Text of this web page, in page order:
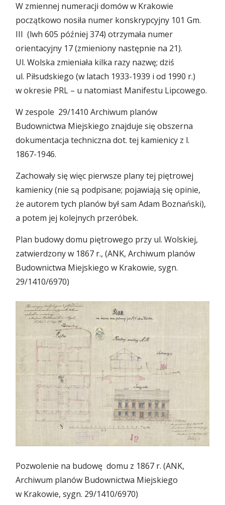
W zmiennej numeracji domów w Krakowie
początkowo nosiła numer konskrypcyjny 101 Gm.
III (lwh 605 później 374) otrzymała numer
orientacyjny 17 (zmieniony następnie na 21).
Ul. Wolska zmieniała kilka razy nazwę; dziś
ul. Piłsudskiego (w latach 1933-1939 i od 1990 r.)
w okresie PRL – u natomiast Manifestu Lipcowego.
W zespole 29/1410 Archiwum planów
Budownictwa Miejskiego znajduje się obszerna
dokumentacja techniczna dot. tej kamienicy z l.
1867-1946.
Zachowały się więc pierwsze plany tej piętrowej
kamienicy (nie są podpisane; pojawiają się opinie,
że autorem tych planów był sam Adam Boznański),
a potem jej kolejnych przeróbek.
Plan budowy domu piętrowego przy ul. Wolskiej,
zatwierdzony w 1867 r., (ANK, Archiwum planów
Budownictwa Miejskiego w Krakowie, sygn.
29/1410/6970)
Pozwolenie na budowę domu z 1867 r. (ANK,
Archiwum planów Budownictwa Miejskiego
w Krakowie, sygn. 29/1410/6970)